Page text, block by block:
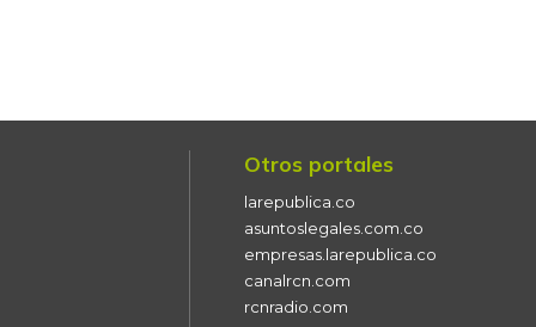
-$ 233,00
-$ 66,00
Otros portales
larepublica.co
asuntoslegales.com.co
empresas.larepublica.co
canalrcn.com
rcnradio.com